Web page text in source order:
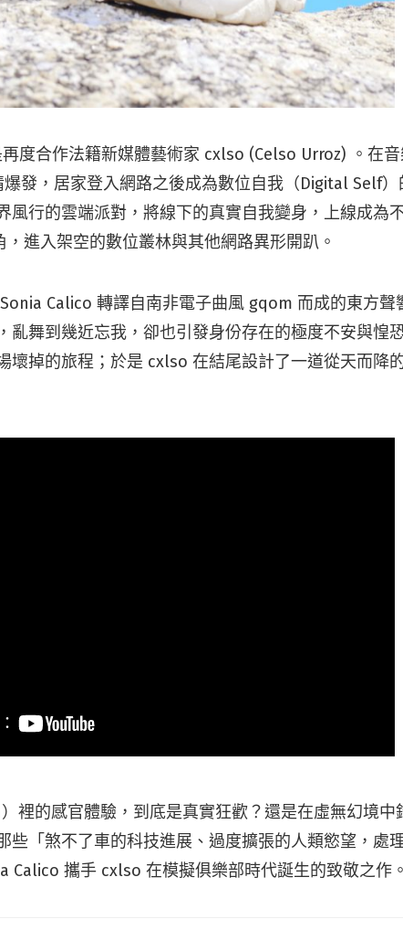
度合作法籍新媒體藝術家 cxlso (Celso Urroz) 。在
發，居家登入網路之後成為數位自我（Digital Self）
風行的雲端派對，將線下的真實自我變身，上線成為
進入架空的數位叢林與其他網路異形開趴。
Calico 轉譯自南非電子曲風 gqom 而成的東方聲
亂舞到幾近忘我，卻也引發身份存在的極度不安與惶
壞掉的旅程；於是 cxlso 在結尾設計了一道從天而降
裡的感官體驗，到底是真實狂歡？還是在虛無幻境中
些「煞不了車的科技進展、過度擴張的人類慾望，處
Calico 攜手 cxlso 在模擬俱樂部時代誕生的致敬之作。